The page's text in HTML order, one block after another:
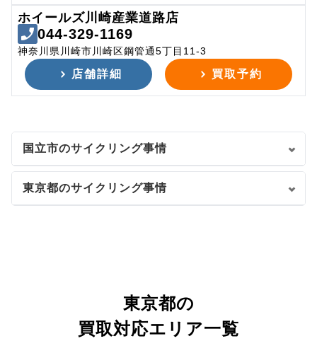
ホイールズ川崎産業道路店
044-329-1169
神奈川県川崎市川崎区鋼管通5丁目11-3
店舗詳細 買取予約
国立市のサイクリング事情
東京都のサイクリング事情
東京都の
買取対応エリア一覧